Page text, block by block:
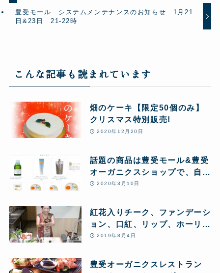
豊受モール システムメンテナンスのお知らせ 1月21
日&23日 21-22時
こんな記事も読まれています
畑のケーキ【限定50個のみ】
クリスマス特別販売!
2020年12月20日
話題の商品は豊受モール&豊受
オーガニクスショップで、自然
農場の栄養と美味しさは豊受オ
2020年3月10日
紅花入りチーク、ファンデーシ
ョン、口紅、リップ、ホーリー
バジル、エキネシア、カレンデ
商品も好評販売中!
2019年8月4日
豊受オーガニクスレストラン